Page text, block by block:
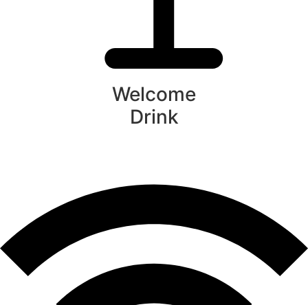
Welcome
Drink